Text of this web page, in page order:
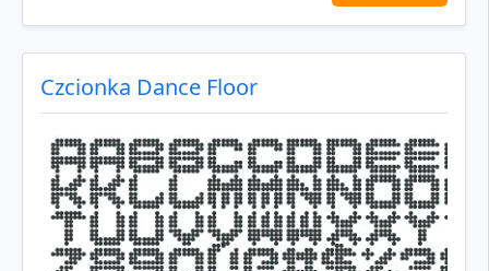
Czcionka Dance Floor